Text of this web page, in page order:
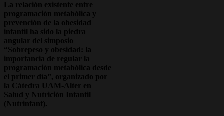
La relación existente entre
programación metabólica y
prevención de la obesidad
infantil ha sido la piedra
angular del simposio
“Sobrepeso y obesidad: la
importancia de regular la
programación metabólica desde
el primer día”, organizado por
la Cátedra UAM-Alter en
Salud y Nutrición Intantil
(Nutrinfant).